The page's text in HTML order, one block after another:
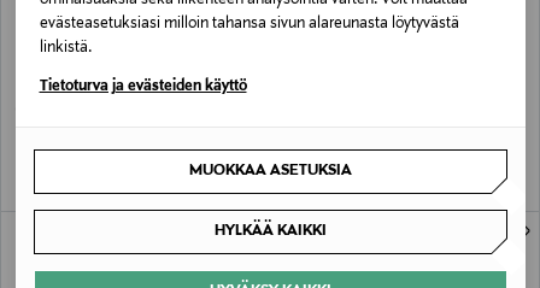
evästeasetuksiasi milloin tahansa sivun alareunasta löytyvästä
linkistä.
Tietoturva ja evästeiden käyttö
MUOKKAA ASETUKSIA
HYLKÄÄ KAIKKI
ETUKUPONKITUOTE
Casual-housut